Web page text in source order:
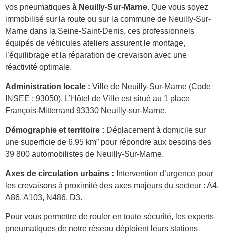
vos pneumatiques à Neuilly-Sur-Marne. Que vous soyez
immobilisé sur la route ou sur la commune de Neuilly-Sur-
Marne dans la Seine-Saint-Denis, ces professionnels
équipés de véhicules ateliers assurent le montage,
l’équilibrage et la réparation de crevaison avec une
réactivité optimale.
Administration locale : Ville de Neuilly-Sur-Marne (Code
INSEE : 93050). L’Hôtel de Ville est situé au 1 place
François-Mitterrand 93330 Neuilly-sur-Marne.
Démographie et territoire : Déplacement à domicile sur
une superficie de 6.95 km² pour répondre aux besoins des
39 800 automobilistes de Neuilly-Sur-Marne.
Axes de circulation urbains : Intervention d’urgence pour
les crevaisons à proximité des axes majeurs du secteur : A4,
A86, A103, N486, D3.
Pour vous permettre de rouler en toute sécurité, les experts
pneumatiques de notre réseau déploient leurs stations